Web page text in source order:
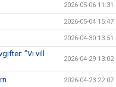
2026-05-06 11:31
2026-05-04 15:47
2026-04-30 13:51
”Vi vill
2026-04-29 13:02
2026-04-23 22:07